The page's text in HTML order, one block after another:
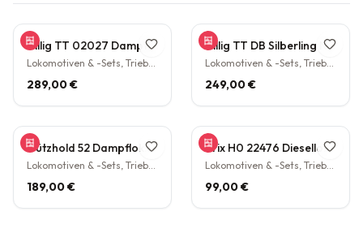
Tillig TT 02027 Dampflokomotive BR 38.10 der DB Epoche III Personenzuglok Schlepptender rarität
Lokomotiven & -Sets, Triebwagen
289,00 €
Tillig TT DB Silberling Nahverkehrs-Zugset 4-teilig Steuerwagen Hasenkasten Köln HBF Epoche IV rarität
Lokomotiven & -Sets, Triebwagen
249,00 €
Gützhold 52 Dampflokomotive 32 700 DB Tender Epoche III DC NEM H0 1:87
Lokomotiven & -Sets, Triebwagen
189,00 €
Trix H0 22476 Diesellokomotive BR V160 003 DB NEM Epoche IV H0 1:87
Lokomotiven & -Sets, Triebwagen
99,00 €